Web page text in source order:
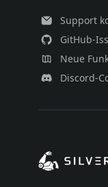
Support
GitHub-
Neue
Discord-